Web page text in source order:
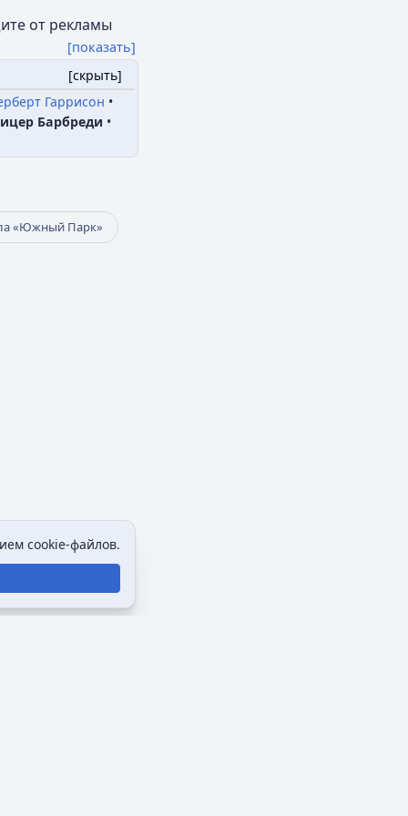
от рекламы
[показать]
[скрыть]
Гаррисон
Барбреди
«Южный Парк»
cookie-файлов.